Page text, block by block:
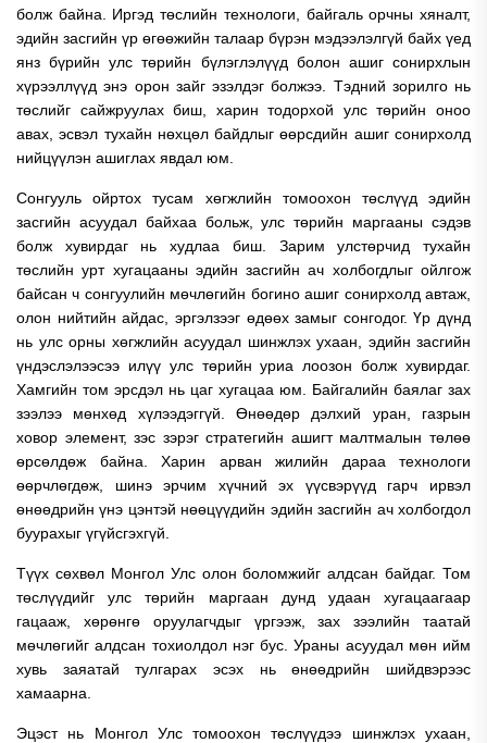
болж байна. Иргэд төслийн технологи, байгаль орчны хяналт,
эдийн засгийн үр өгөөжийн талаар бүрэн мэдээлэлгүй байх үед
янз бүрийн улс төрийн бүлэглэлүүд болон ашиг сонирхлын
хүрээллүүд энэ орон зайг эзэлдэг болжээ. Тэдний зорилго нь
төслийг сайжруулах биш, харин тодорхой улс төрийн оноо
авах, эсвэл тухайн нөхцөл байдлыг өөрсдийн ашиг сонирхолд
нийцүүлэн ашиглах явдал юм.
Сонгууль ойртох тусам хөгжлийн томоохон төслүүд эдийн
засгийн асуудал байхаа больж, улс төрийн маргааны сэдэв
болж хувирдаг нь худлаа биш. Зарим улстөрчид тухайн
төслийн урт хугацааны эдийн засгийн ач холбогдлыг ойлгож
байсан ч сонгуулийн мөчлөгийн богино ашиг сонирхолд автаж,
олон нийтийн айдас, эргэлзээг өдөөх замыг сонгодог. Үр дүнд
нь улс орны хөгжлийн асуудал шинжлэх ухаан, эдийн засгийн
үндэслэлээсээ илүү улс төрийн уриа лоозон болж хувирдаг.
Хамгийн том эрсдэл нь цаг хугацаа юм. Байгалийн баялаг зах
зээлээ мөнхөд хүлээдэггүй. Өнөөдөр дэлхий уран, газрын
ховор элемент, зэс зэрэг стратегийн ашигт малтмалын төлөө
өрсөлдөж байна. Харин арван жилийн дараа технологи
өөрчлөгдөж, шинэ эрчим хүчний эх үүсвэрүүд гарч ирвэл
өнөөдрийн үнэ цэнтэй нөөцүүдийн эдийн засгийн ач холбогдол
буурахыг үгүйсгэхгүй.
Түүх сөхвөл Монгол Улс олон боломжийг алдсан байдаг. Том
төслүүдийг улс төрийн маргаан дунд удаан хугацаагаар
гацааж, хөрөнгө оруулагчдыг үргээж, зах зээлийн таатай
мөчлөгийг алдсан тохиолдол нэг бус. Ураны асуудал мөн ийм
хувь заяатай тулгарах эсэх нь өнөөдрийн шийдвэрээс
хамаарна.
Эцэст нь Монгол Улс томоохон төслүүдээ шинжлэх ухаан,